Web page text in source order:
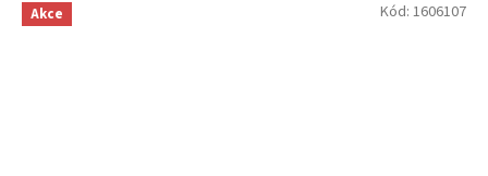
Akce Kód: 1606107